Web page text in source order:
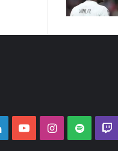
LinkedInYouTubeInstagram
Spotify